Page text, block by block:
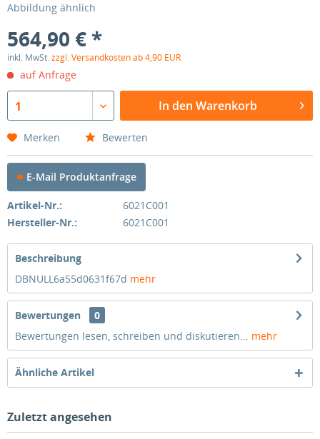
Abbildung ähnlich
564,90 € *
inkl. MwSt.zzgl. Versandkosten ab 4,90 EUR
auf Anfrage
1 In den Warenkorb
Merken Bewerten
E-Mail Produktanfrage
Artikel-Nr.:
6021C001
Hersteller-Nr.:
6021C001
Beschreibung
DBNULL6a55d0631f67d mehr
Bewertungen
0
Bewertungen lesen, schreiben und diskutieren... mehr
Ähnliche Artikel
Zuletzt angesehen